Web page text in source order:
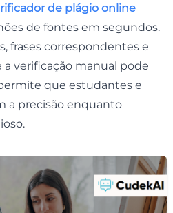
de plágio online
de fontes em segundos.
frases correspondentes e
verificação manual pode
que estudantes e
a precisão enquanto